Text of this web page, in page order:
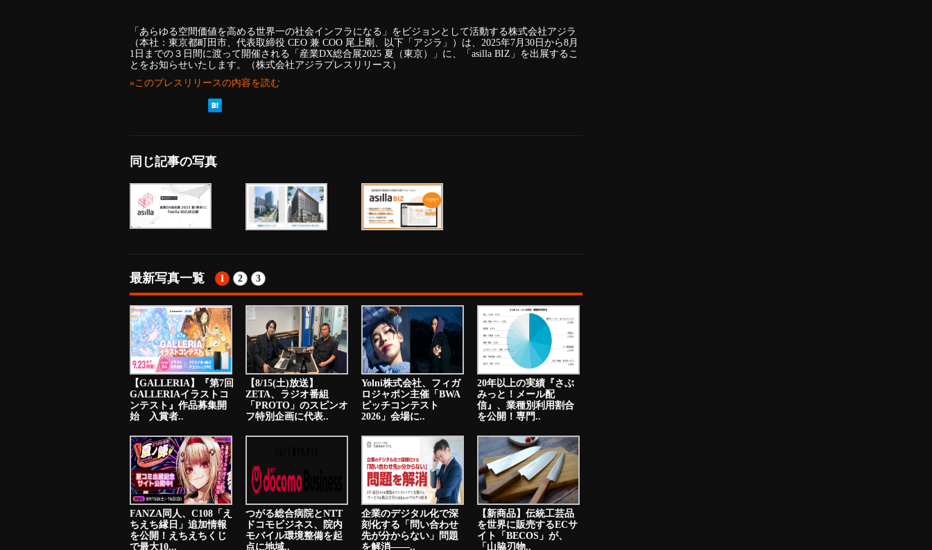
「あらゆる空間価値を高める世界一の社会インフラになる」をビジョンとして活動する株式会社アジラ
（本社：東京都町田市、代表取締役 CEO 兼 COO 尾上剛、以下「アジラ」）は、2025年7月30日から8月
1日までの３日間に渡って開催される「産業DX総合展2025 夏（東京）」に、「asilla BIZ」を出展するこ
とをお知らせいたします。（株式会社アジラプレスリリース）
»このプレスリリースの内容を読む
同じ記事の写真
最新写真一覧 1 2 3
【GALLERIA】『第7回
GALLERIAイラストコ
ンテスト』作品募集開
始 入賞者..
【8/15(土)放送】
ZETA、ラジオ番組
「PROTO」のスピンオ
フ特別企画に代表..
Yolni株式会社、フィガ
ロジャポン主催「BWA
ピッチコンテスト
2026」会場に..
20年以上の実績『さぶ
みっと！メール配
信』、業種別利用割合
を公開！専門..
FANZA同人、C108「え
ちえち縁日」追加情報
を公開！えちえちくじ
で最大10,..
つがる総合病院とNTT
ドコモビジネス、院内
モバイル環境整備を起
点に地域..
企業のデジタル化で深
刻化する「問い合わせ
先が分からない」問題
を解消――..
【新商品】伝統工芸品
を世界に販売するECサ
イト「BECOS」が、
「山脇刃物..